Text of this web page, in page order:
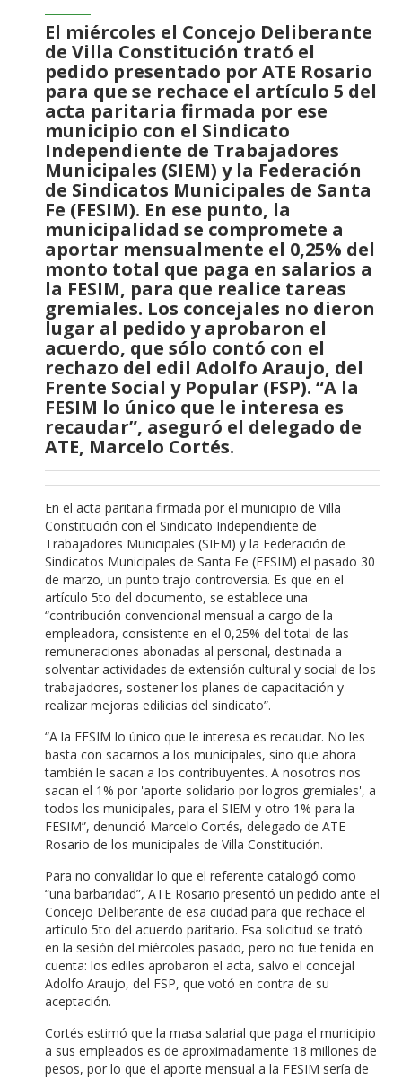
El miércoles el Concejo Deliberante
de Villa Constitución trató el
pedido presentado por ATE Rosario
para que se rechace el artículo 5 del
acta paritaria firmada por ese
municipio con el Sindicato
Independiente de Trabajadores
Municipales (SIEM) y la Federación
de Sindicatos Municipales de Santa
Fe (FESIM). En ese punto, la
municipalidad se compromete a
aportar mensualmente el 0,25% del
monto total que paga en salarios a
la FESIM, para que realice tareas
gremiales. Los concejales no dieron
lugar al pedido y aprobaron el
acuerdo, que sólo contó con el
rechazo del edil Adolfo Araujo, del
Frente Social y Popular (FSP). “A la
FESIM lo único que le interesa es
recaudar”, aseguró el delegado de
ATE, Marcelo Cortés.
En el acta paritaria firmada por el municipio de Villa
Constitución con el Sindicato Independiente de
Trabajadores Municipales (SIEM) y la Federación de
Sindicatos Municipales de Santa Fe (FESIM) el pasado 30
de marzo, un punto trajo controversia. Es que en el
artículo 5to del documento, se establece una
“contribución convencional mensual a cargo de la
empleadora, consistente en el 0,25% del total de las
remuneraciones abonadas al personal, destinada a
solventar actividades de extensión cultural y social de los
trabajadores, sostener los planes de capacitación y
realizar mejoras edilicias del sindicato”.
“A la FESIM lo único que le interesa es recaudar. No les
basta con sacarnos a los municipales, sino que ahora
también le sacan a los contribuyentes. A nosotros nos
sacan el 1% por 'aporte solidario por logros gremiales', a
todos los municipales, para el SIEM y otro 1% para la
FESIM”, denunció Marcelo Cortés, delegado de ATE
Rosario de los municipales de Villa Constitución.
Para no convalidar lo que el referente catalogó como
“una barbaridad”, ATE Rosario presentó un pedido ante el
Concejo Deliberante de esa ciudad para que rechace el
artículo 5to del acuerdo paritario. Esa solicitud se trató
en la sesión del miércoles pasado, pero no fue tenida en
cuenta: los ediles aprobaron el acta, salvo el concejal
Adolfo Araujo, del FSP, que votó en contra de su
aceptación.
Cortés estimó que la masa salarial que paga el municipio
a sus empleados es de aproximadamente 18 millones de
pesos, por lo que el aporte mensual a la FESIM sería de